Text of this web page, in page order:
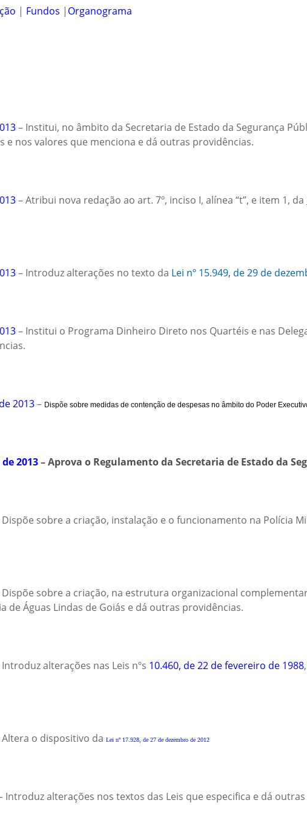
| Fundos | Organograma
– Institui, no âmbito da Secretaria de Estado da Segurança
e nos valores que menciona e dá outras providências.
– Atribui nova redação ao art. 7º, inciso I, alínea “t”, e item 1, da
– Introduz alterações no texto da Lei nº 15.949, de 29 de
– Institui o Programa Dinheiro Direto nos Quartéis e nas
2013– Dispõe sobre medidas de contenção de despesas no âmbito do Poder
2013– Aprova o Regulamento da Secretaria de Estado da
Dispõe sobre a criação, instalação e o funcionamento na Polícia
Dispõe sobre a criação, na estrutura organizacional
de Águas Lindas de Goiás e dá outras providências.
Introduz alterações nas Leis nºs 10.460, de 22 de fevereiro de 1988
Altera o dispositivo da Lei nº 17.928, de 27 de dezembro de 2012
Introduz alterações nos textos das Leis que especifica e dá